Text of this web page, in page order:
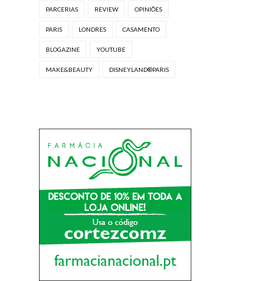
PARCERIAS REVIEW OPINIÕES
PARIS LONDRES CASAMENTO
BLOGAZINE YOUTUBE
MAKE&BEAUTY DISNEYLAND®PARIS